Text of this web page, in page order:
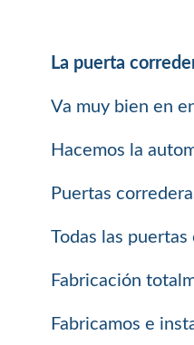
La puerta
Va muy bien en
Hacemos la
Puertas
Todas las
Fabricación
Fabricamos e